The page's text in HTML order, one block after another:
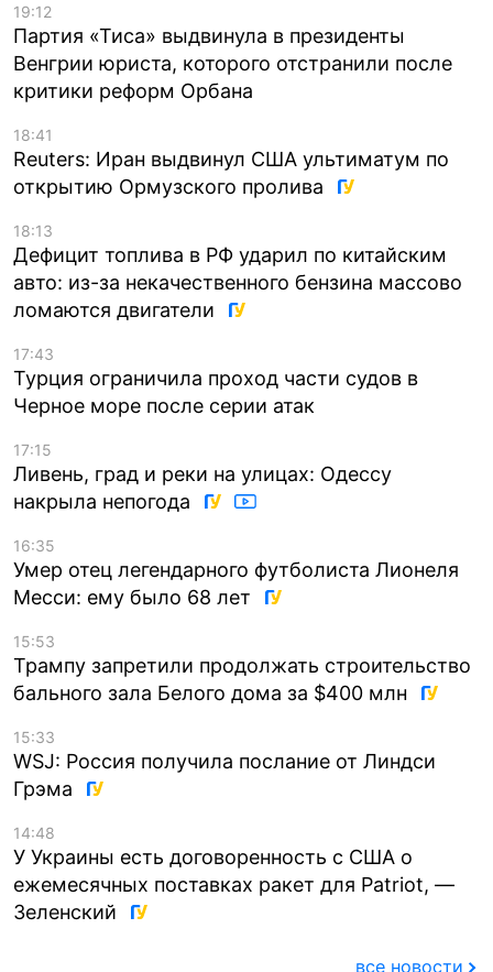
19:12
Партия «Тиса» выдвинула в президенты
Венгрии юриста, которого отстранили после
критики реформ Орбана
18:41
Reuters: Иран выдвинул США ультиматум по
открытию Ормузского пролива
18:13
Дефицит топлива в РФ ударил по китайским
авто: из-за некачественного бензина массово
ломаются двигатели
17:43
Турция ограничила проход части судов в
Черное море после серии атак
17:15
Ливень, град и реки на улицах: Одессу
накрыла непогода
16:35
Умер отец легендарного футболиста Лионеля
Месси: ему было 68 лет
15:53
Трампу запретили продолжать строительство
бального зала Белого дома за $400 млн
15:33
WSJ: Россия получила послание от Линдси
Грэма
14:48
У Украины есть договоренность с США о
ежемесячных поставках ракет для Patriot, —
Зеленский
все новости